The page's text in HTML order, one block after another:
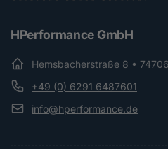
HPerformance GmbH
Hemsbacherstraße 8 •
+49 (0) 6291 6487601
info@hperformance.de